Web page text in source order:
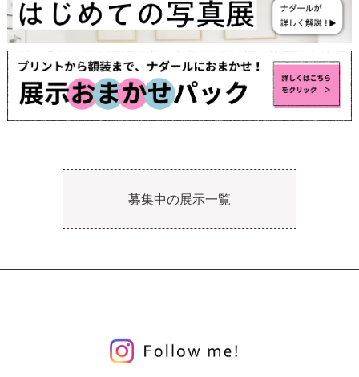
募集中の展示一覧